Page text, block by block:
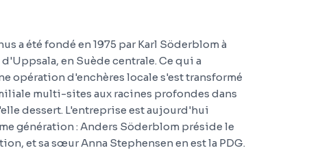
a été fondé en 1975 par Karl Söderblom à
en Suède centrale. Ce qui a
opération d'enchères locale s'est transformé
multi-sites aux racines profondes dans
dessert. L'entreprise est aujourd'hui
génération : Anders Söderblom préside le
et sa sœur Anna Stephensen en est la PDG.